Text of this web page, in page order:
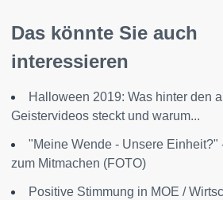
Das könnte Sie auch
interessieren
Halloween 2019: Was hinter den
Geistervideos steckt und warum...
"Meine Wende - Unsere Einheit?"
zum Mitmachen (FOTO)
Positive Stimmung in MOE /